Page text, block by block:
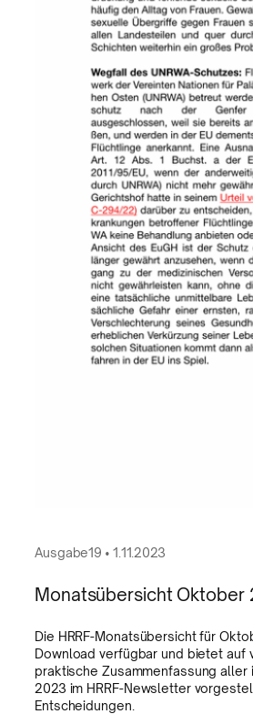
Ausgabe19 • 1.11.2023
Monatsübersicht Oktober
Die HRRF-Monatsübersicht für
Download verfügbar und bietet auf
praktische Zusammenfassung aller
2023 im HRRF-Newsletter
Entscheidungen.